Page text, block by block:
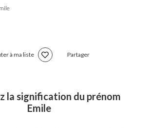
à ma liste Partager
la signification du prénom
Emile